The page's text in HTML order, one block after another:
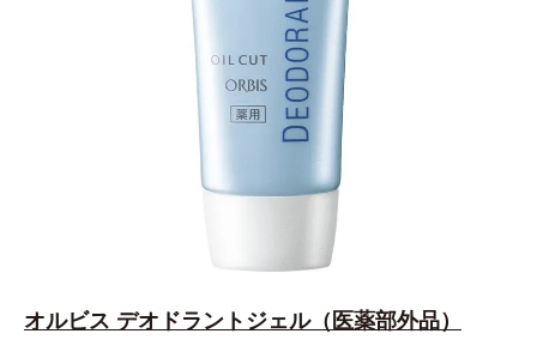
オルビス デオドラントジェル（医薬部外品）